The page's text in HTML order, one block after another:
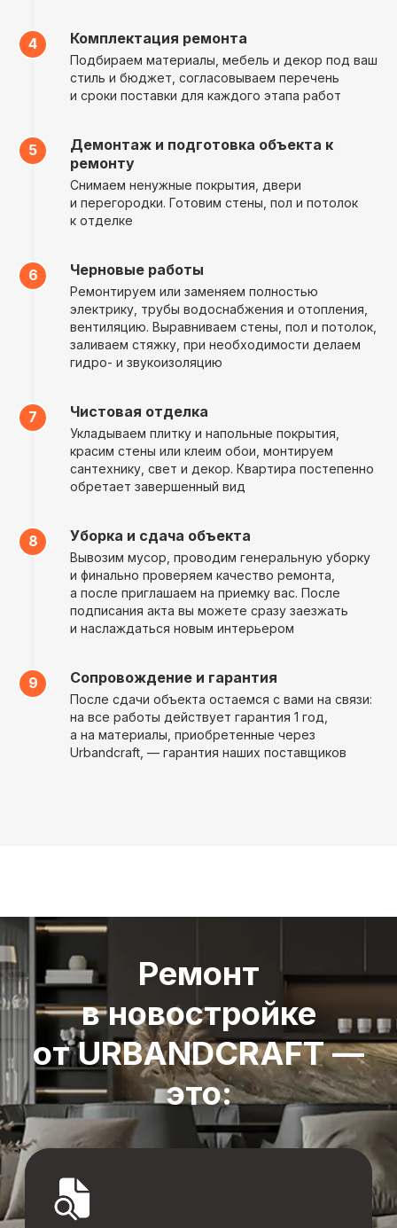
Комплектация ремонта
Подбираем материалы, мебель и декор под ваш
стиль и бюджет, согласовываем перечень
и сроки поставки для каждого этапа работ
Демонтаж и подготовка объекта к
ремонту
Снимаем ненужные покрытия, двери
и перегородки. Готовим стены, пол и потолок
к отделке
Черновые работы
Ремонтируем или заменяем полностью
электрику, трубы водоснабжения и отопления,
вентиляцию. Выравниваем стены, пол и потолок,
заливаем стяжку, при необходимости делаем
гидро- и звукоизоляцию
Чистовая отделка
Укладываем плитку и напольные покрытия,
красим стены или клеим обои, монтируем
сантехнику, свет и декор. Квартира постепенно
обретает завершенный вид
Уборка и сдача объекта
Вывозим мусор, проводим генеральную уборку
и финально проверяем качество ремонта,
а после приглашаем на приемку вас. После
подписания акта вы можете сразу заезжать
и наслаждаться новым интерьером
Сопровождение и гарантия
После сдачи объекта остаемся с вами на связи:
на все работы действует гарантия 1 год,
а на материалы, приобретенные через
Urbandcraft, — гарантия наших поставщиков
Гарантия результата
Мы отвечаем за каждый
готовы внести изменения
в проект
300
Я согласен сПолитикой обработки
персональных данных
Я даю согласие на обработку персональных
стоимости
Рассчитайте стоимость ремонта в новостройке
Примерная стоимость: 0 ₽
Вид ремонта:
+7
Площадь жилья в м2:
Получить точный расчет